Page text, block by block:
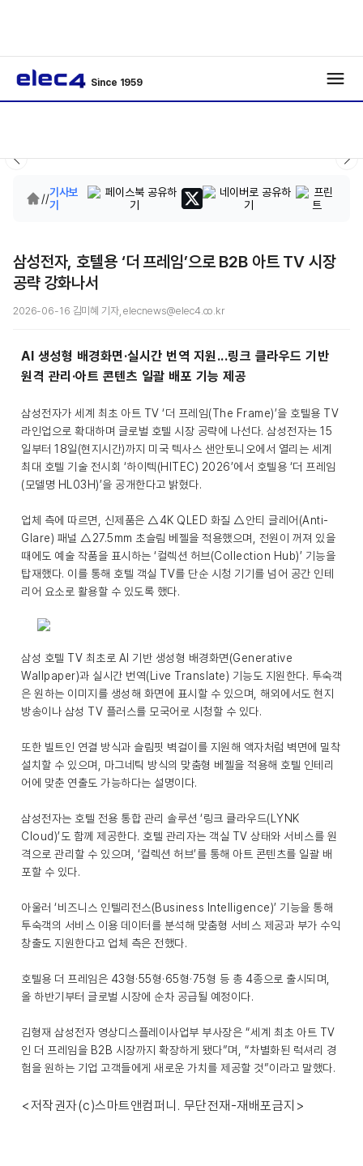
Since 1959
//기사보
기
삼성전자, 호텔용 ‘더 프레임’으로 B2B 아트 TV 시장
공략 강화나서
2026-06-16 김미혜 기자, elecnews@elec4.co.kr
AI 생성형 배경화면·실시간 번역 지원...링크 클라우드 기반
원격 관리·아트 콘텐츠 일괄 배포 기능 제공
삼성전자가 세계 최초 아트 TV ‘더 프레임(The Frame)’을 호텔용 TV
라인업으로 확대하며 글로벌 호텔 시장 공략에 나선다. 삼성전자는 15
일부터 18일(현지시간)까지 미국 텍사스 샌안토니오에서 열리는 세계
최대 호텔 기술 전시회 ‘하이텍(HITEC) 2026’에서 호텔용 ‘더 프레임
(모델명 HL03H)’을 공개한다고 밝혔다.
업체 측에 따르면, 신제품은 △4K QLED 화질 △안티 글레어(Anti-
Glare) 패널 △27.5mm 초슬림 베젤을 적용했으며, 전원이 꺼져 있을
때에도 예술 작품을 표시하는 ‘컬렉션 허브(Collection Hub)’ 기능을
탑재했다. 이를 통해 호텔 객실 TV를 단순 시청 기기를 넘어 공간 인테
리어 요소로 활용할 수 있도록 했다.
삼성 호텔 TV 최초로 AI 기반 생성형 배경화면(Generative
Wallpaper)과 실시간 번역(Live Translate) 기능도 지원한다. 투숙객
은 원하는 이미지를 생성해 화면에 표시할 수 있으며, 해외에서도 현지
방송이나 삼성 TV 플러스를 모국어로 시청할 수 있다.
또한 빌트인 연결 방식과 슬림핏 벽걸이를 지원해 액자처럼 벽면에 밀착
설치할 수 있으며, 마그네틱 방식의 맞춤형 베젤을 적용해 호텔 인테리
어에 맞춘 연출도 가능하다는 설명이다.
삼성전자는 호텔 전용 통합 관리 솔루션 ‘링크 클라우드(LYNK
Cloud)’도 함께 제공한다. 호텔 관리자는 객실 TV 상태와 서비스를 원
격으로 관리할 수 있으며, ‘컬렉션 허브’를 통해 아트 콘텐츠를 일괄 배
포할 수 있다.
아울러 ‘비즈니스 인텔리전스(Business Intelligence)’ 기능을 통해
투숙객의 서비스 이용 데이터를 분석해 맞춤형 서비스 제공과 부가 수익
창출도 지원한다고 업체 측은 전했다.
호텔용 더 프레임은 43형·55형·65형·75형 등 총 4종으로 출시되며,
올 하반기부터 글로벌 시장에 순차 공급될 예정이다.
김형재 삼성전자 영상디스플레이사업부 부사장은 “세계 최초 아트 TV
인 더 프레임을 B2B 시장까지 확장하게 됐다”며, “차별화된 럭셔리 경
험을 원하는 기업 고객들에게 새로운 가치를 제공할 것”이라고 말했다.
<저작권자(c)스마트앤컴퍼니. 무단전재-재배포금지>